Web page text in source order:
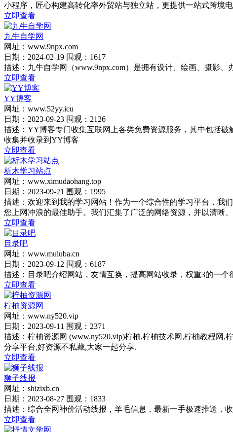
小程序，匠心构建高转化率外贸站与独立站，更提供一站式跨境
立即查看
九牛自学网
网址：www.9npx.com
日期：2024-02-19 围观：1617
描述：九牛自学网（www.9npx.com）是拥有设计、绘画、摄影
立即查看
YY博客
网址：www.52yy.icu
日期：2023-09-23 围观：2126
描述：YY博客专门收集互联网上各类免费资源服务，其中包括
收集并收录到YY博客
立即查看
析木学习站点
网址：www.ximudaohang.top
日期：2023-09-21 围观：1995
描述：欢迎来到我的学习网站！作为一个综合性的学习平台，我
您上网冲浪的最佳助手。我们汇集了广泛的网络资源，并以清晰
立即查看
目录吧
网址：www.muluba.cn
日期：2023-09-12 围观：6187
描述：目录吧介绍网站，友情互换，提高网站收录，权重3的一个
立即查看
柠柚资源网
网址：www.ny520.vip
日期：2023-09-11 围观：2371
描述：柠柚资源网 (www.ny520.vip)柠柚,柠柚技术网,柠柚教程网
分享平台,好资源不私藏,大家一起分享.
立即查看
狮子线报
网址：shizixb.cn
日期：2023-08-27 围观：1833
描述：综合全网神价活动线报，羊毛信息，最新一手极速推送，
立即查看